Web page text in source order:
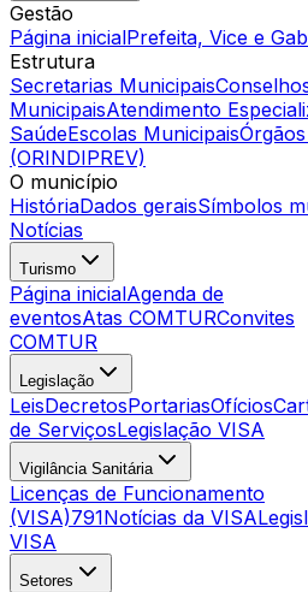
Gestão
Página inicialPrefeita, Vice e
Estrutura
Secretarias Municipais
MunicipaisAtendimento
SaúdeEscolas Municipais
(ORINDIPREV)
O município
HistóriaDados geraisSímbolos
Notícias
Turismo
Página inicialAgenda de
eventosAtas COMTURConvites
COMTUR
Legislação
LeisDecretosPortariasOfícios
de ServiçosLegislação VISA
Vigilância Sanitária
Licenças de Funcionamento
(VISA)791Notícias da VISA
VISA
Setores